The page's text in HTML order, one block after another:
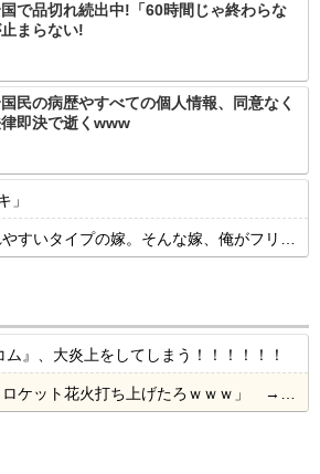
国で品切れ続出中!「60時間じゃ終わらな
まらない!
国民の病歴やすべての個人情報、同意なく
即決で逝くwww
」
の嫁。そんな嫁、俺がフリン物の愛憎劇を読むとこうなった→
ム』、大炎上をしてしまう！！！！！！
ち上げたろｗｗｗ」 → サンルーフが閉まっていて無事車内に発射